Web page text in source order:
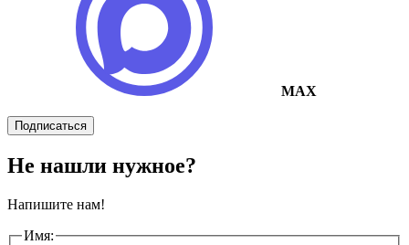
MAX
Подписаться
Не нашли нужное?
Напишите нам!
Имя: